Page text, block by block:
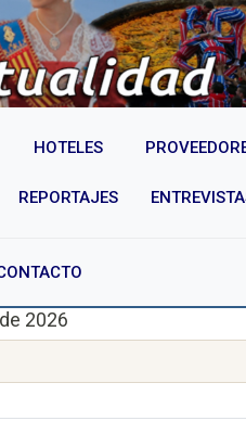
HOTELES
REPORTAJES
2026